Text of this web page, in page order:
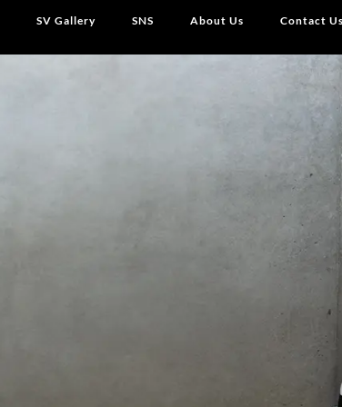
SV Gallery SNS About Us Contact Us